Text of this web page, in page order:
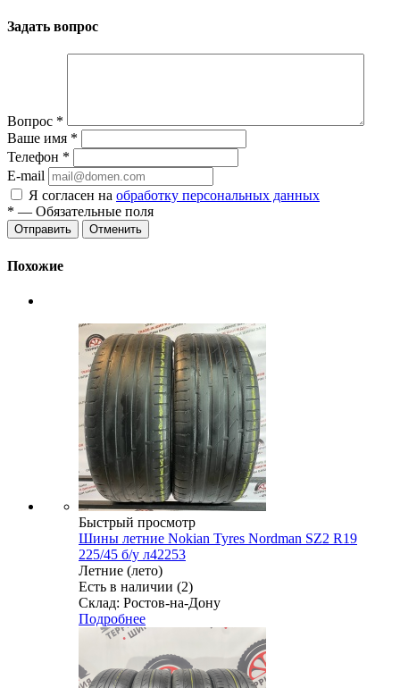
Задать вопрос
Вопрос *
Ваше имя *
Телефон *
E-mail
Я согласен на обработку персональных данных
* — Обязательные поля
Отменить
Похожие
Быстрый просмотр
Шины летние Nokian Tyres Nordman SZ2 R19
225/45 б/у л42253
Летние (лето)
Есть в наличии (2)
Склад: Ростов-на-Дону
Подробнее